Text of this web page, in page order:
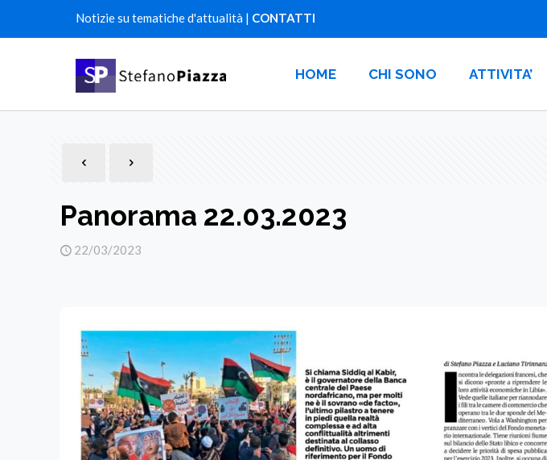
Notizie su tematiche d'attualità | CONTATTI
HOME CHI SONO ATTIVITA’
Panorama 22.03.2023
22/03/2023